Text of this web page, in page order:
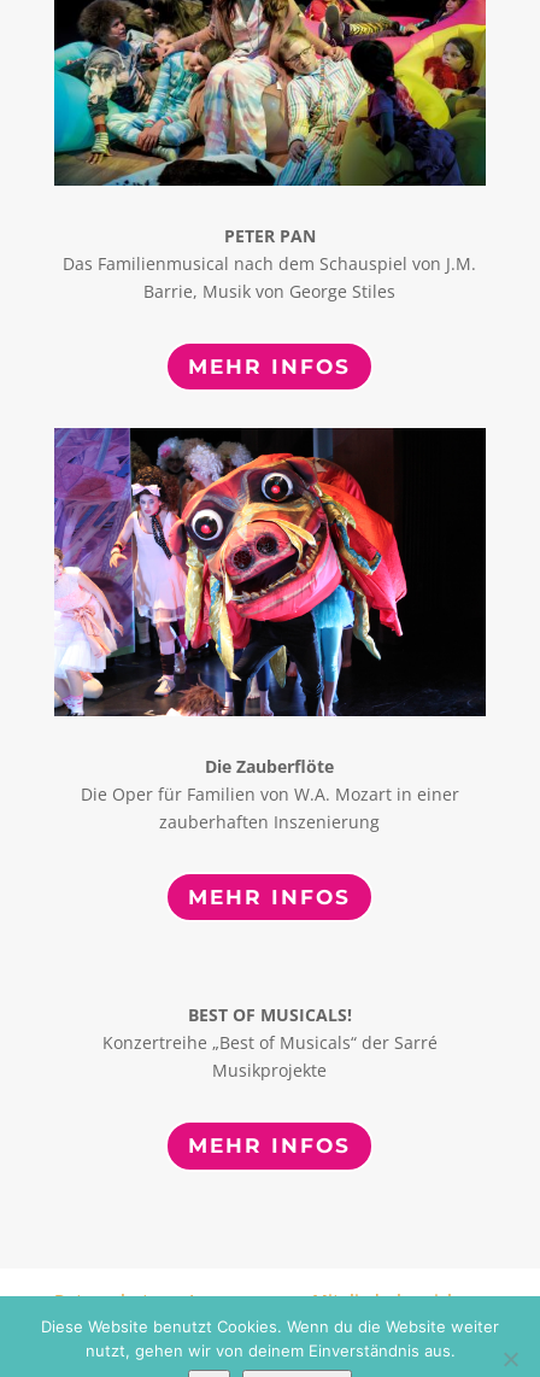
PETER PAN
Das Familienmusical nach dem Schauspiel von J.M.
Barrie, Musik von George Stiles
MEHR INFOS
Die Zauberflöte
Die Oper für Familien von W.A. Mozart in einer
zauberhaften Inszenierung
MEHR INFOS
BEST OF MUSICALS!
Konzertreihe „Best of Musicals“ der Sarré
Musikprojekte
MEHR INFOS
Datenschutz Impressum Mitgliederbereich
Diese Website benutzt Cookies. Wenn du die Website weiter
nutzt, gehen wir von deinem Einverständnis aus.